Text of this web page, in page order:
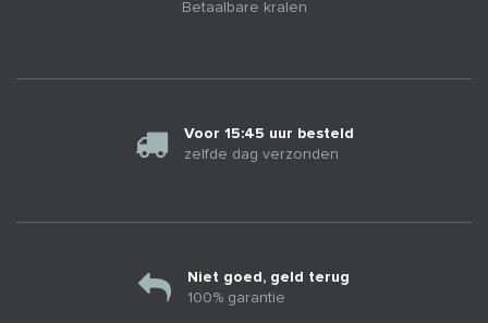
Betaalbare kralen
Voor 15:45 uur besteld
zelfde dag verzonden
Niet goed, geld terug
100% garantie